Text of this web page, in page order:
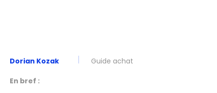
Dorian Kozak Guide achat
En bref :